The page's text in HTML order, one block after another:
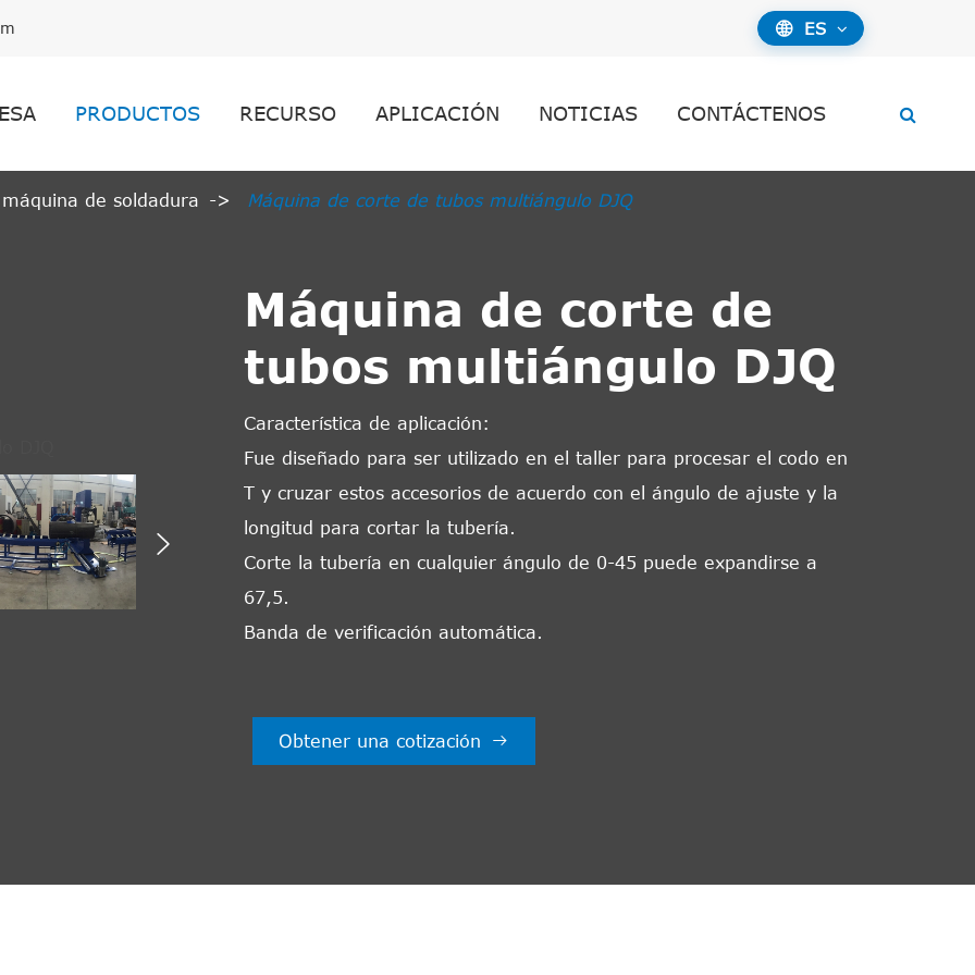
 ES
PRODUCTOS RECURSO APLICACIÓN NOTICIAS CONTÁCTENOS
de soldadura Máquina de corte de tubos multiángulo DJQ

Máquina de corte de
tubos multiángulo DJQ
Característica de aplicación:
Fue diseñado para ser utilizado en el taller para procesar el codo en
T y cruzar estos accesorios de acuerdo con el ángulo de ajuste y la
longitud para cortar la tubería.
Corte la tubería en cualquier ángulo de 0-45 puede expandirse a
67,5.
Banda de verificación automática.
Obtener una cotización 